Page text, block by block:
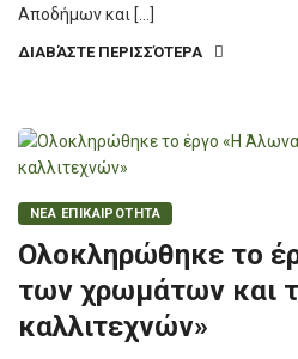
Αποδήμων και […]
ΔΙΑΒΆΣΤΕ ΠΕΡΙΣΣΌΤΕΡΑ
ΝΕΑ ΕΠΙΚΑΙΡΟΤΗΤΑ
Ολοκληρώθηκε το
των χρωμάτων και
καλλιτεχνών»